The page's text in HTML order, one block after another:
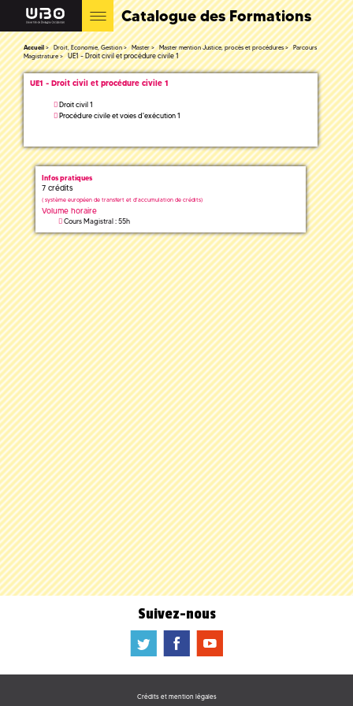
Catalogue des Formations
Accueil Droit, Economie, Gestion Master Master mention Justice, procès et procédures
Parcours
Magistrature
UE1 - Droit civil et procédure civile 1
UE1 - Droit civil et procédure civile 1
Droit civil 1
Procédure civile et voies d'exécution 1
Infos pratiques
7 crédits
( système européen de transfert et d'accumulation de crédits)
Volume horaire
Cours Magistral : 55h
Suivez-nous
a b f
Crédits et mention légales